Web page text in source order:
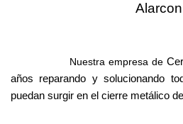
Alarcon
Nuestra empresa de
años reparando y solucionando
puedan surgir en el cierre metálico